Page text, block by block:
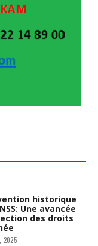
historique
Une avancée
des droits
2025